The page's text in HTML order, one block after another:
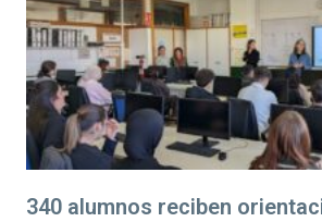
340 alumnos reciben